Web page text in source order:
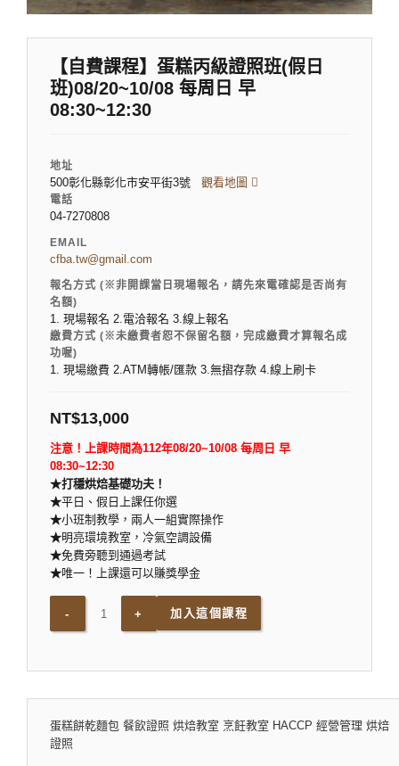
【自費課程】蛋糕丙級證照班(假日
班)08/20~10/08 每周日 早
08:30~12:30
地址
500彰化縣彰化市安平街3號 觀看地圖
電話
04-7270808
EMAIL
cfba.tw@gmail.com
報名方式 (※非開課當日現場報名，請先來電確認是否尚有
名額)
1. 現場報名 2.電洽報名 3.線上報名
繳費方式 (※未繳費者恕不保留名額，完成繳費才算報名成
功喔)
1. 現場繳費 2.ATM轉帳/匯款 3.無摺存款 4.線上刷卡
NT$13,000
注意！上課時間為112年08/20~10/08 每周日 早
08:30~12:30
★打穩烘焙基礎功夫！
★平日、假日上課任你選
★小班制教學，兩人一組實際操作
★明亮環境教室，冷氣空調設備
★免費旁聽到通過考試
★唯一！上課還可以賺獎學金
加入這個課程
蛋糕餅乾麵包 餐飲證照 烘焙教室 烹飪教室 HACCP 經營管理 烘焙
證照